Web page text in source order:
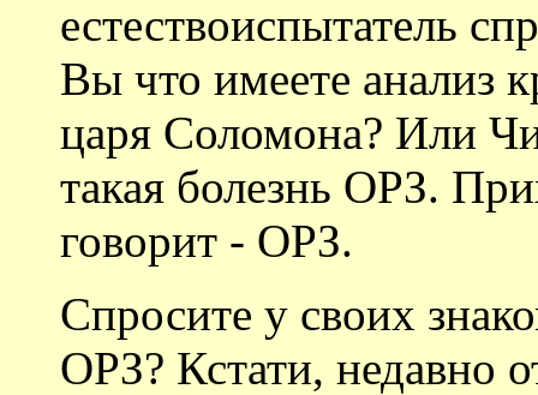
естествоиспытатель
Вы что имеете анализ
царя Соломона? Или
такая болезнь ОРЗ.
говорит - ОРЗ.
Спросите у своих
ОРЗ? Кстати, недавно